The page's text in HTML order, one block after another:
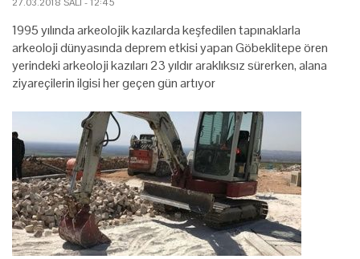
1995 yılında arkeolojik kazılarda keşfedilen tapınaklarla
arkeoloji dünyasında deprem etkisi yapan Göbeklitepe ören
yerindeki arkeoloji kazıları 23 yıldır araklıksız sürerken, alana
ziyareçilerin ilgisi her geçen gün artıyor